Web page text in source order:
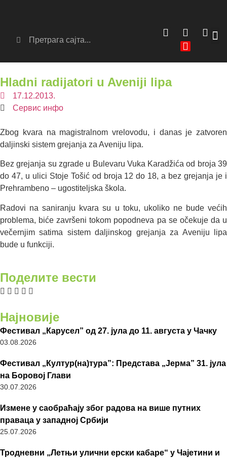
Hladni radijatori u Aveniji lipa
17.12.2013.
Сервис инфо
Zbog kvara na magistralnom vrelovodu, i danas je zatvoren
daljinski sistem grejanja za Aveniju lipa.
Bez grejanja su zgrade u Bulevaru Vuka Karadžića od broja 39
do 47, u ulici Stoje Tošić od broja 12 do 18, a bez grejanja je i
Prehrambeno – ugostiteljska škola.
Radovi na saniranju kvara su u toku, ukoliko ne bude većih
problema, biće završeni tokom popodneva pa se očekuje da u
večernjim satima sistem daljinskog grejanja za Aveniju lipa
bude u funkciji.
Поделите вести
Најновије
Фестивал „Карусел” од 27. јула до 11. августа у Чачку
03.08.2026
Фестивал „Култур(на)тура”: Представа „Јерма” 31. јула
на Боровој Глави
30.07.2026
Измене у саобраћају због радова на више путних
праваца у западној Србији
25.07.2026
Тродневни „Летњи улични ерски кабаре“ у Чајетини и